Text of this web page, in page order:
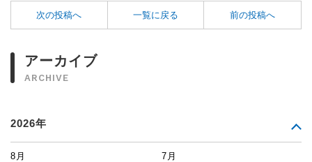
次の投稿へ 一覧に戻る 前の投稿へ
アーカイブ
ARCHIVE
2026年
8月 7月